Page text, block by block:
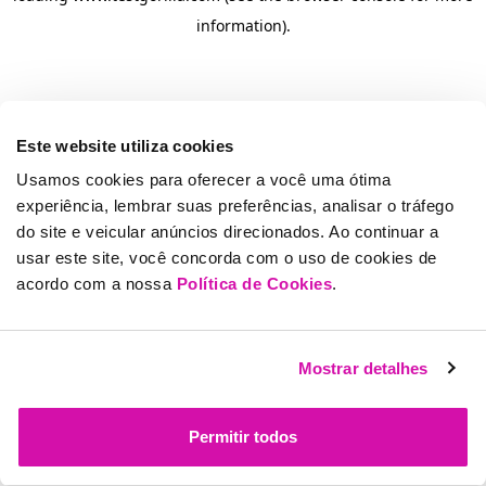
Este website utiliza cookies
Usamos cookies para oferecer a você uma ótima
experiência, lembrar suas preferências, analisar o tráfego
do site e veicular anúncios direcionados. Ao continuar a
usar este site, você concorda com o uso de cookies de
acordo com a nossa Política de Cookies.
Mostrar detalhes
Permitir todos
information).